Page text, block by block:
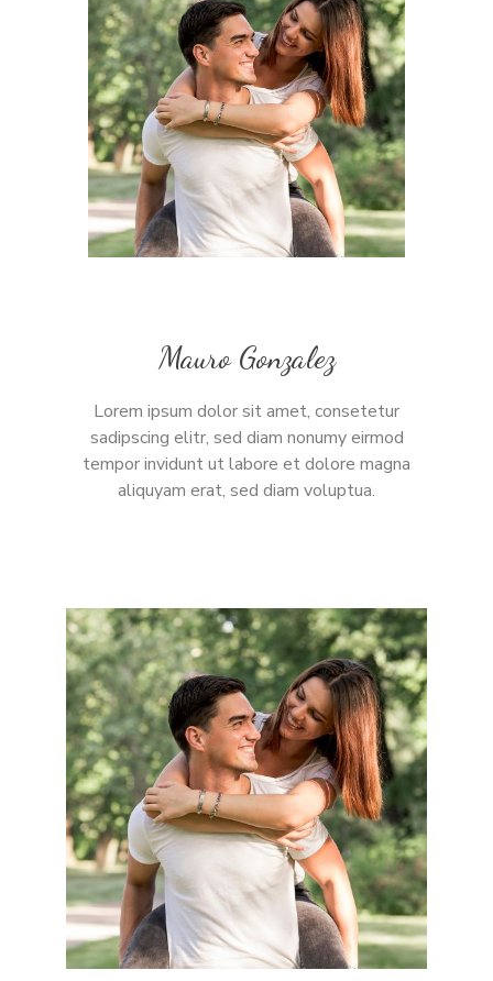
Mauro Gonzalez
Lorem ipsum dolor sit amet, consetetur
sadipscing elitr, sed diam nonumy eirmod
tempor invidunt ut labore et dolore magna
aliquyam erat, sed diam voluptua.